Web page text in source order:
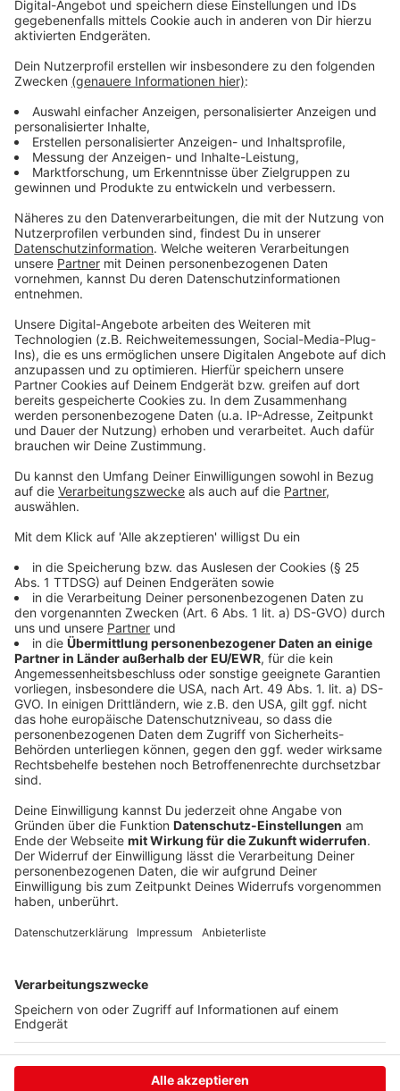
Vandalismus-Schäden
Anzeige
Die Beute der Einbrecher fiel vergleichsweise gering
aus, da sie lediglich Wechselgeld aus einer
Kellnergeldbörse stahlen. Allerdings hinterließen die
Täter eine Spur der Verwüstung in den Gasträumen.
Sie verstopften absichtlich Abflüsse und drehten
Wasserhähne auf, was zu massiven Wasserschäden
führte.
Anzeige
Ermittlungen laufen
Anzeige
Die Polizei schätzt den entstandenen Gesamtschaden
auf etwa 10.000 Euro. Die Kriminalpolizei hat die
Ort. Zeugen, die Hinweise zu dem Vorfall geben
können, werden gebeten, sich bei der Polizei in Siegen
zu melden.
Anzeige
"Es gibt nichts zu holen"
Anzeige
Auf den Restaurant-Betrieb habe der Einbruch keine
Auswirkungen, so Inhaber Wieland Franz im Gespräch
mit Radio Siegen. Man habe die Schäden innerhalb von
zwei Stunden beseitigt und bereits am Sonntag auch
wieder offen gehabt. Franz betont, dass sich ein
Einbruch in einer Gaststätte wie der seinen nicht lohnt.
Das Geld aus der Kasse lasse man über Nacht nicht da.
Anzeige
Anzeige